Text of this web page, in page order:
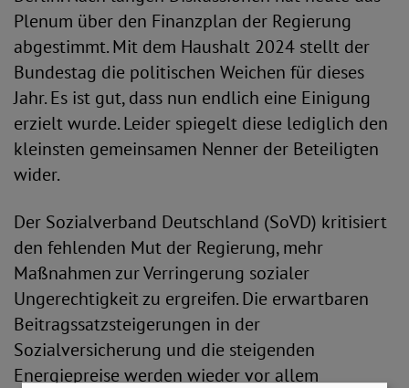
Plenum über den Finanzplan der Regierung
abgestimmt. Mit dem Haushalt 2024 stellt der
Bundestag die politischen Weichen für dieses
Jahr. Es ist gut, dass nun endlich eine Einigung
erzielt wurde. Leider spiegelt diese lediglich den
kleinsten gemeinsamen Nenner der Beteiligten
wider.
Der Sozialverband Deutschland (SoVD) kritisiert
den fehlenden Mut der Regierung, mehr
Maßnahmen zur Verringerung sozialer
Ungerechtigkeit zu ergreifen. Die erwartbaren
Beitragssatzsteigerungen in der
Sozialversicherung und die steigenden
Energiepreise werden wieder vor allem